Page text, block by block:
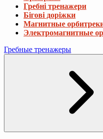
Гребні тренажери
Бігові доріжки
Магнитные
Электромагнитные
Гребные тренажеры